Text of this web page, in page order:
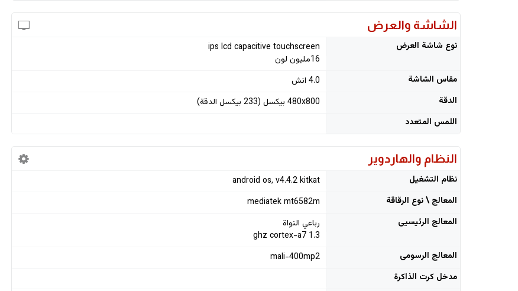
الشاشة والعرض
نوع شاشة العرض
ips lcd capacitive touchscreen
16مليون لون
مقاس الشاشة
4.0 انش
الدقة
480x800 بيكسل (233 بيكسل الدقة)
اللمس المتعدد
النظام والهاردوير
نظام التشغيل
android os, v4.4.2 kitkat
المعالج \ نوع الرقاقة
mediatek mt6582m
المعالج الرئيسيى
رباعي النواة
1.3 ghz cortex-a7
المعالج الرسومى
mali-400mp2
مدخل كرت الذاكرة